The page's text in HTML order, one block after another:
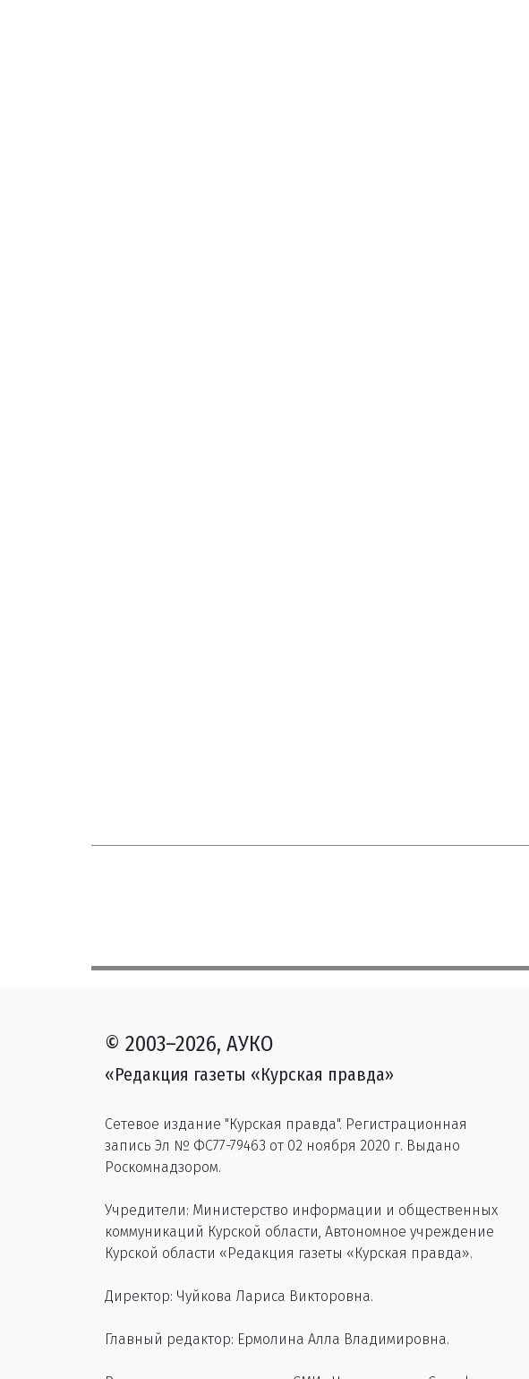
© 2003–2026, АУКО
«Редакция газеты «Курская правда»
Сетевое издание "Курская правда". Регистрационная
запись Эл № ФС77-79463 от 02 ноября 2020 г. Выдано
Роскомнадзором.
Учредители: Министерство информации и общественных
коммуникаций Курской области, Автономное учреждение
Курской области «Редакция газеты «Курская правда».
Директор: Чуйкова Лариса Викторовна.
Главный редактор: Ермолина Алла Владимировна.